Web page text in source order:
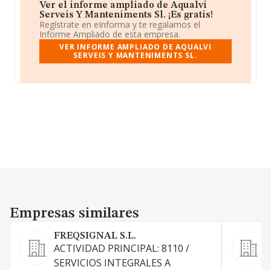
Ver el informe ampliado de Aqualvi
Serveis Y Manteniments Sl. ¡Es gratis!
Regístrate en eInforma y te regalamos el
Informe Ampliado de esta empresa.
VER INFORME AMPLIADO DE AQUALVI
SERVEIS Y MANTENIMENTS SL.
Empresas similares
Empresas similares
FREQSIGNAL S.L.
ACTIVIDAD PRINCIPAL: 8110 /
SERVICIOS INTEGRALES A